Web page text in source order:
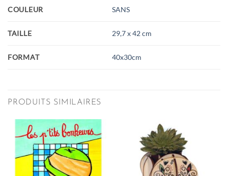
COULEUR SANS
TAILLE 29,7 x 42 cm
FORMAT 40x30cm
PRODUITS SIMILAIRES